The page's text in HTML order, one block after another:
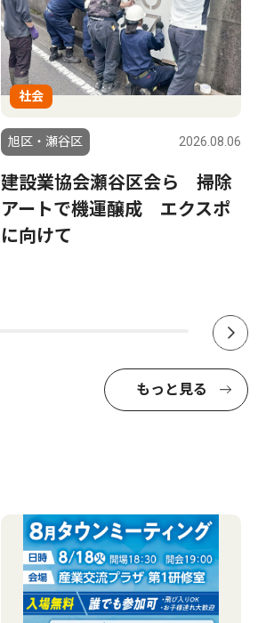
社会
旭区・瀬谷区 2026.08.06
建設業協会瀬谷区会ら 掃除
アートで機運醸成 エクスポ
に向けて
もっと見る